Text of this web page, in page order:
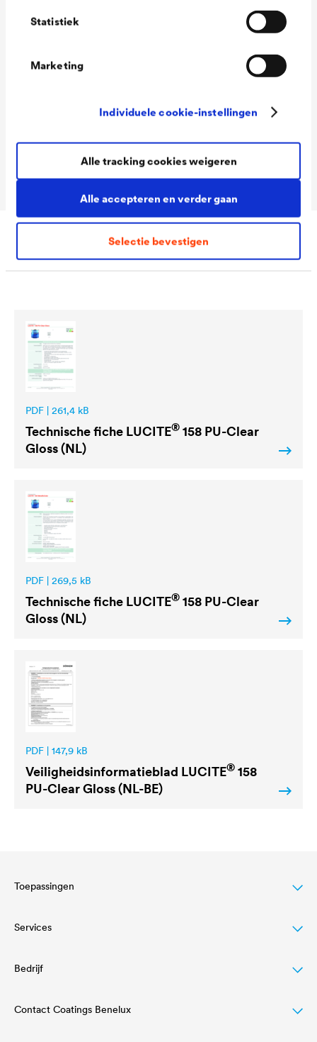
Statistiek
Marketing
Individuele cookie-instellingen
Alle accepteren en verder gaan
Selectie bevestigen
Alle tracking cookies weigeren
Packaging Sizes
1,0 L / 2,5 L
Downloads
PDF | 261,4 kB
Technische fiche LUCITE® 158 PU-Clear
Gloss (NL)
PDF | 269,5 kB
Technische fiche LUCITE® 158 PU-Clear
Gloss (NL)
PDF | 147,9 kB
Veiligheidsinformatieblad LUCITE® 158
PU-Clear Gloss (NL-BE)
Toepassingen
Wood varnish
Agriculture
Automotive
Services
Downloadcenter
Referenties
Bedrijf
Bedrijfsstructuur & management
Contact Coatings Benelux